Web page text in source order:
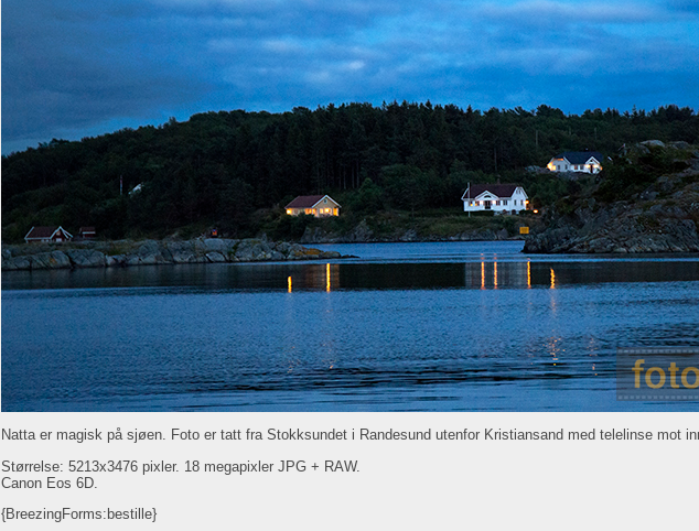
Natta er magisk på sjøen. Foto er tatt fra Stokksundet i Randesund utenfor Kristiansand med telelinse mot
Størrelse: 5213x3476 pixler. 18 megapixler JPG + RAW.
Canon Eos 6D.
{BreezingForms:bestille}